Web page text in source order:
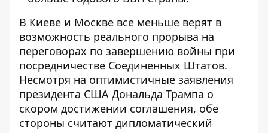
В Киеве и Москве все меньше верят в
возможность реального прорыва на
переговорах по завершению войны при
посредничестве Соединенных Штатов.
Несмотря на оптимистичные заявления
президента США Дональда Трампа о
скором достижении соглашения, обе
стороны считают дипломатический